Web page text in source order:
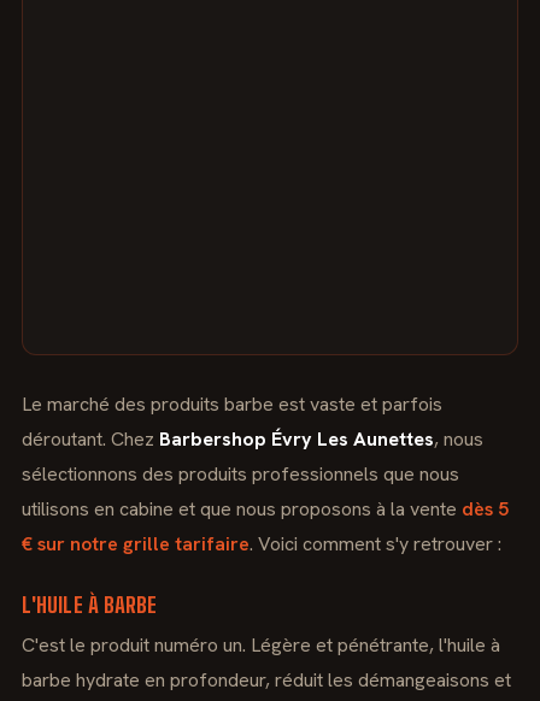
Le marché des produits barbe est vaste et parfois
déroutant. Chez Barbershop Évry Les Aunettes, nous
sélectionnons des produits professionnels que nous
utilisons en cabine et que nous proposons à la vente dès 5
€ sur notre grille tarifaire. Voici comment s'y retrouver :
L'HUILE À BARBE
C'est le produit numéro un. Légère et pénétrante, l'huile à
barbe hydrate en profondeur, réduit les démangeaisons et